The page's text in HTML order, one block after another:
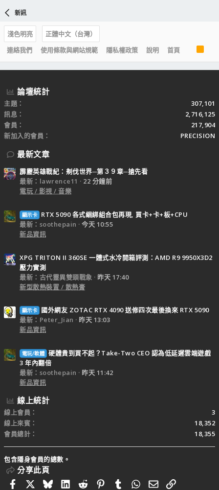
新訊
淺色明亮
正體中文（台灣）
連絡我們
使用條款與網站規範 隱私權政策 說明 首頁
R
S
S
論壇統計
主題
307,101
訊息
2,716,125
會員
217,904
新加入的會員
PRECISION
最新文章
霹靂英雄戰紀：刜伐世界─第３９章─搶先看
最新：lawrence11
22 分鐘前
電玩 / 影視 / 音樂
顯示卡
RTX 5090 各式綑綁組合包再現, 買卡+卡+板+CPU
最新：soothepain
今天 10:55
新品資訊
XPG TRITON II 360SE 一體式水冷開箱評測：AMD R9 9950X3D2
壓力實測
最新：古代靈異雙頭戰象
昨天 17:40
新型散熱裝置 / 散熱膏
顯示卡
國外網友 ZOTAC RTX 4090 送修四次最後換來 RTX 5090
最新：Peter_Jian
昨天 13:03
新品資訊
電玩/軟體 硬體貴到買不起？Take-Two CEO 認為低延遲雲端遊戲
3 年內翻倍
最新：soothepain
昨天 11:42
新品資訊
線上統計
線上會員
3
線上來賓
18,352
會員總計
18,355
包含隱身會員的總數。
分享此頁
FacebookBlueskyLinkedIn
RedditPinterestTumblrWhatsApp
電子郵件
連結